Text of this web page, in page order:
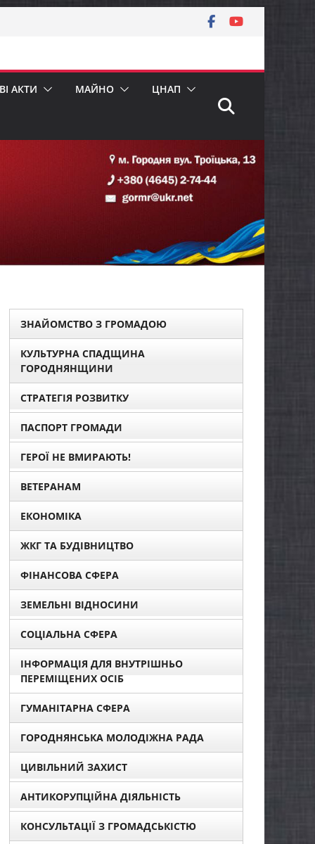
АКТИ МАЙНО ЦНАП
ЗНАЙОМСТВО З ГРОМАДОЮ
КУЛЬТУРНА СПАДЩИНА
ГОРОДНЯНЩИНИ
СТРАТЕГІЯ РОЗВИТКУ
ПАСПОРТ ГРОМАДИ
ГЕРОЇ НЕ ВМИРАЮТЬ!
ВЕТЕРАНАМ
ЕКОНОМІКА
ЖКГ ТА БУДІВНИЦТВО
ФІНАНСОВА СФЕРА
ЗЕМЕЛЬНІ ВІДНОСИНИ
СОЦІАЛЬНА СФЕРА
ІНФОРМАЦІЯ ДЛЯ ВНУТРІШНЬО
ПЕРЕМІЩЕНИХ ОСІБ
ГУМАНІТАРНА СФЕРА
ГОРОДНЯНСЬКА МОЛОДІЖНА РАДА
ЦИВІЛЬНИЙ ЗАХИСТ
АНТИКОРУПЦІЙНА ДІЯЛЬНІСТЬ
КОНСУЛЬТАЦІЇ З ГРОМАДСЬКІСТЮ